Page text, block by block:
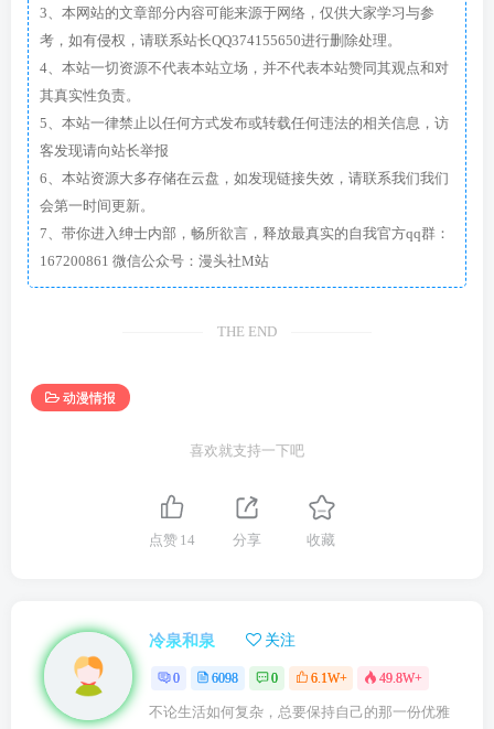
3、本网站的文章部分内容可能来源于网络，仅供大家学习与参
考，如有侵权，请联系站长QQ374155650进行删除处理。
4、本站一切资源不代表本站立场，并不代表本站赞同其观点和对
其真实性负责。
5、本站一律禁止以任何方式发布或转载任何违法的相关信息，访
客发现请向站长举报
6、本站资源大多存储在云盘，如发现链接失效，请联系我们我们
会第一时间更新。
7、带你进入绅士内部，畅所欲言，释放最真实的自我官方qq群：
167200861 微信公众号：漫头社M站
THE END
动漫情报
喜欢就支持一下吧
点赞 14 分享 收藏
冷泉和泉 关注
0 6098 0 6.1W+ 49.8W+
不论生活如何复杂，总要保持自己的那一份优雅